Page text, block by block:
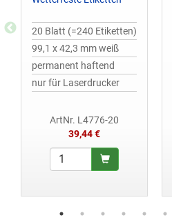
20 Blatt (=240 Etiketten)
99,1 x 42,3 mm weiß
permanent haftend
nur für Laserdrucker
ArtNr. L4776-20
39,44 €